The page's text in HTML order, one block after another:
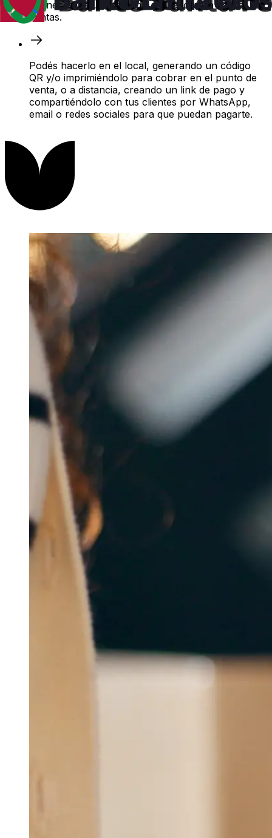
No necesitás una terminal de pago para cobrar tus
ventas.
Podés hacerlo en el local, generando un código
QR y/o imprimiéndolo para cobrar en el punto de
venta, o a distancia, creando un link de pago y
compartiéndolo con tus clientes por WhatsApp,
email o redes sociales para que puedan pagarte.